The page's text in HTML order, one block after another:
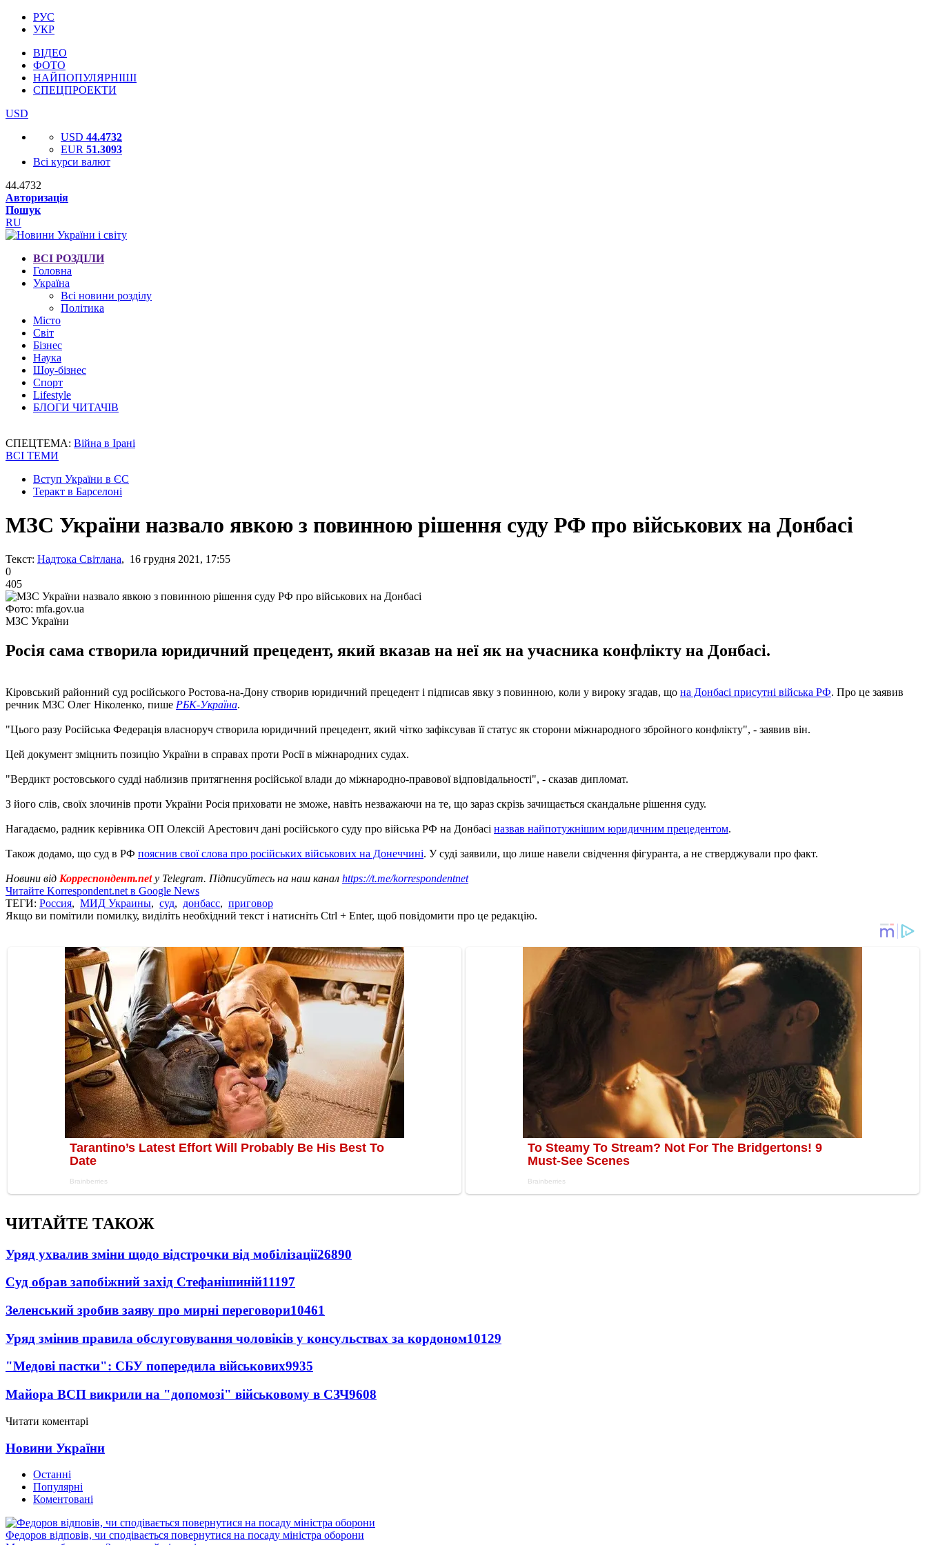
РУС
УКР
ВІДЕО
ФОТО
НАЙПОПУЛЯРНІШІ
СПЕЦПРОЕКТИ
USD
USD 44.4732
EUR 51.3093
Всі курси валют
44.4732
Авторизація
Пошук
RU
ВСІ РОЗДІЛИ
Головна
Україна
Всі новини розділу
Політика
Місто
Світ
Бізнес
Наука
Шоу-бізнес
Спорт
Lifestyle
БЛОГИ ЧИТАЧІВ
СПЕЦТЕМА: Війна в Ірані
ВСІ ТЕМИ
Вступ України в ЄС
Теракт в Барселоні
МЗС України назвало явкою з повинною рішення суду РФ про військових на Донбасі
Текст: Надтока Світлана, 16 грудня 2021, 17:55
0
405
Фото: mfa.gov.ua
МЗС України
Росія сама створила юридичний прецедент, який вказав на неї як на учасника конфлікту на Донбасі.
Кіровський районний суд російського Ростова-на-Дону створив юридичний прецедент і підписав явку з повинною, коли у вироку згадав, що на Донбасі присутні війська РФ. Про це заявив
речник МЗС Олег Ніколенко, пише РБК-Україна.
"Цього разу Російська Федерація власноруч створила юридичний прецедент, який чітко зафіксував її статус як сторони міжнародного збройного конфлікту", - заявив він.
Цей документ зміцнить позицію України в справах проти Росії в міжнародних судах.
"Вердикт ростовського судді наблизив притягнення російської влади до міжнародно-правової відповідальності", - сказав дипломат.
З його слів, своїх злочинів проти України Росія приховати не зможе, навіть незважаючи на те, що зараз скрізь зачищається скандальне рішення суду.
Нагадаємо, радник керівника ОП Олексій Арестович дані російського суду про війська РФ на Донбасі назвав найпотужнішим юридичним прецедентом.
Також додамо, що суд в РФ пояснив свої слова про російських військових на Донеччині. У суді заявили, що лише навели свідчення фігуранта, а не стверджували про факт.
Новини від Корреспондент.netу Telegram. Підписуйтесь на наш канал https://t.me/korrespondentnet
Читайте Korrespondent.net в Google News
ТЕГИ: Россия, МИД Украины, суд, донбасс, приговор
Якщо ви помітили помилку, виділіть необхідний текст і натисніть Ctrl + Enter, щоб повідомити про це редакцію.
ЧИТАЙТЕ ТАКОЖ
Уряд ухвалив зміни щодо відстрочки від мобілізації26890
Суд обрав запобіжний захід Стефанішиній11197
Зеленський зробив заяву про мирні переговори10461
Уряд змінив правила обслуговування чоловіків у консульствах за кордоном10129
"Медові пастки": СБУ попередила військових9935
Майора ВСП викрили на "допомозі" військовому в СЗЧ9608
Читати коментарі
Новини України
Останні
Популярні
Коментовані
Федоров відповів, чи сподівається повернутися на посаду міністра оборони